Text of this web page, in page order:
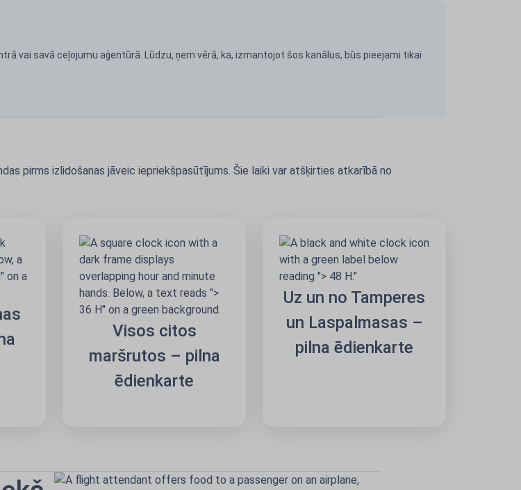
vai savā ceļojumu aģentūrā. Lūdzu, ņem vērā, ka, izmantojot šos kanālus, būs pieejami tikai
pirms izlidošanas jāveic iepriekšpasūtījums. Šie laiki var atšķirties atkarībā no
Visos citos
maršrutos – pilna
ēdienkarte
Uz un no Tamperes
un Laspalmasas –
pilna ēdienkarte